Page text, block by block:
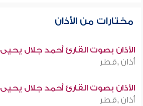
مختارات من الأذان
الأذان بصوت القارئ أحمد جلال يحيى
أذان ,قطر
الأذان بصوت القارئ أحمد جلال يحيى
أذان ,قطر